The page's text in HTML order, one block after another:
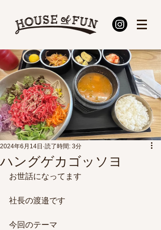
ハングゲカゴッソヨ
2024年6月14日 読了時間: 3分
お世話になってます
社長の渡邉です
今回のテーマ